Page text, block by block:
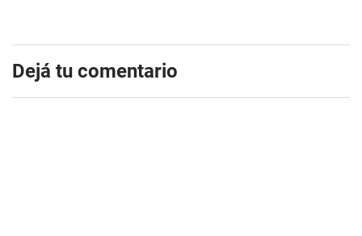
Dejá tu comentario